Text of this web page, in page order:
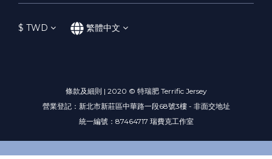
$ TWD 繁體中文
條款及細則 | 2020 © 特瑞肥 Terrific Jersey
營業登記：新北市新莊區中華路一段68號3樓 - 非面交地址
統一編號：87464717 瑞費克工作室